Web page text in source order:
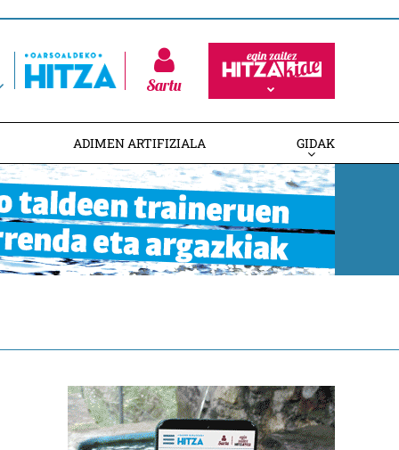
Sartu
ADIMEN ARTIFIZIALA GIDAK